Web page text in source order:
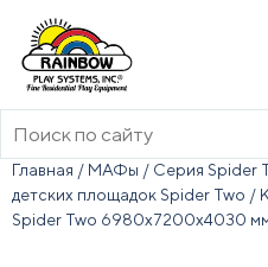
Поиск
товаров
Главная / МАФы / Серия Spider
детских площадок Spider Two /
Spider Two 6980х7200х4030